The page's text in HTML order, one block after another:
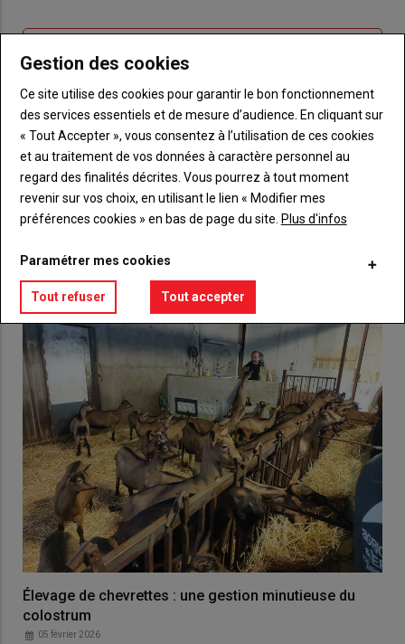
Sous-
titre
Vous n'êtes pas abonné(e)
TITRE CRÉEZ UN COMPTE
BodyChoisissez votre formule et créez votre
compte pour accéder à tout {nom-site}.
Lien Créez un compte
VOUS AIMEREZ AUSSI
Élevage de chevrettes : une gestion minutieuse du
colostrum
05 février 2026
Gestion des cookies
Ce site utilise des cookies pour garantir le bon fonctionnement
des services essentiels et de mesure d’audience. En cliquant sur
« Tout Accepter », vous consentez à l’utilisation de ces cookies
et au traitement de vos données à caractère personnel au
regard des finalités décrites. Vous pourrez à tout moment
revenir sur vos choix, en utilisant le lien « Modifier mes
préférences cookies » en bas de page du site. Plus d'infos
Paramétrer mes cookies
Tout refuser Tout accepter